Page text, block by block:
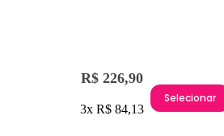
R$ 226,90
3x R$ 84,13
Selecionar